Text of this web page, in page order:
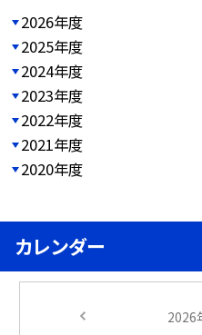
2026年度
2025年度
2024年度
2023年度
2022年度
2021年度
2020年度
カレンダー
2026